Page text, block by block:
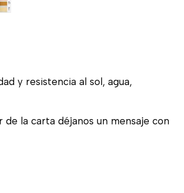
y resistencia al sol, agua,
la carta déjanos un mensaje con